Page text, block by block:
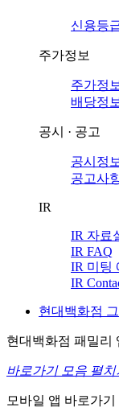
신용등
주가정보
주가정
배당정
공시 · 공고
공시정
공고사
IR
IR 자료
IR FAQ
IR 미팅
IR
현대백화점
현대백화점 패밀리
바로가기 모음 펼치
모바일 앱 바로가기